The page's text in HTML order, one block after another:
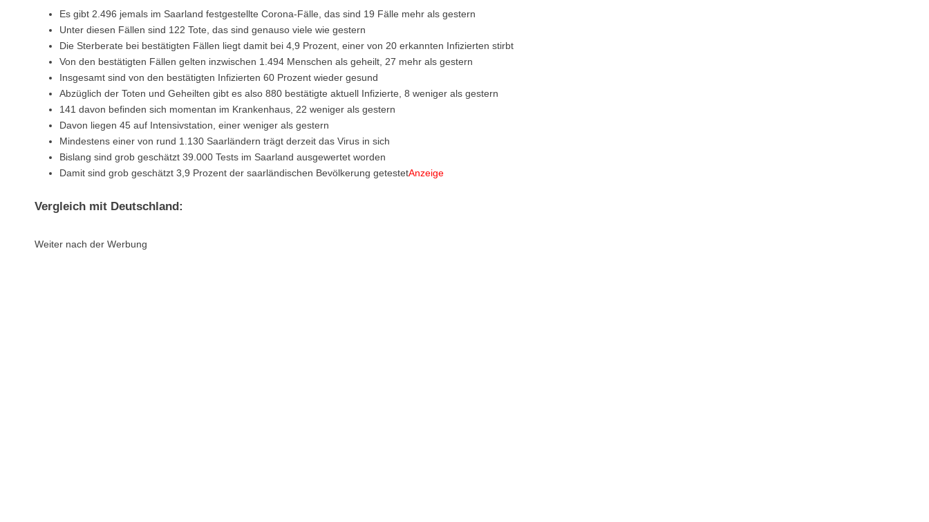
Es gibt 2.496 jemals im Saarland festgestellte Corona-Fälle, das sind 19 Fälle mehr als gestern
Unter diesen Fällen sind 122 Tote, das sind genauso viele wie gestern
Die Sterberate bei bestätigten Fällen liegt damit bei 4,9 Prozent, einer von 20 erkannten Infizierten stirbt
Von den bestätigten Fällen gelten inzwischen 1.494 Menschen als geheilt, 27 mehr als gestern
Insgesamt sind von den bestätigten Infizierten 60 Prozent wieder gesund
Abzüglich der Toten und Geheilten gibt es also 880 bestätigte aktuell Infizierte, 8 weniger als gestern
141 davon befinden sich momentan im Krankenhaus, 22 weniger als gestern
Davon liegen 45 auf Intensivstation, einer weniger als gestern
Mindestens einer von rund 1.130 Saarländern trägt derzeit das Virus in sich
Bislang sind grob geschätzt 39.000 Tests im Saarland ausgewertet worden
Damit sind grob geschätzt 3,9 Prozent der saarländischen Bevölkerung getestetAnzeige
Vergleich mit Deutschland:
Weiter nach der Werbung